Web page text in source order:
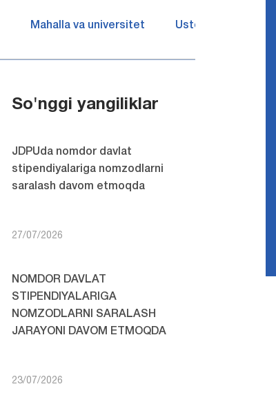
Mahalla va universitet Ustozlar suhbatin
So'nggi yangiliklar
JDPUda nomdor davlat
stipendiyalariga nomzodlarni
saralash davom etmoqda
27/07/2026
NOMDOR DAVLAT
STIPENDIYALARIGA
NOMZODLARNI SARALASH
JARAYONI DAVOM ETMOQDA
23/07/2026